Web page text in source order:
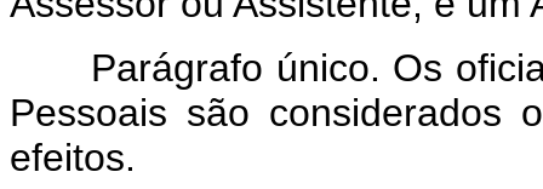
Parágrafo único. Os
Pessoais são considerados
efeitos.